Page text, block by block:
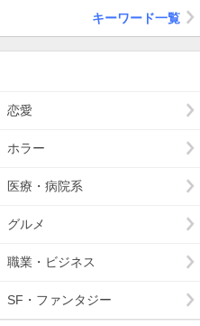
キーワード一覧
恋愛
ホラー
医療・病院系
グルメ
職業・ビジネス
SF・ファンタジー